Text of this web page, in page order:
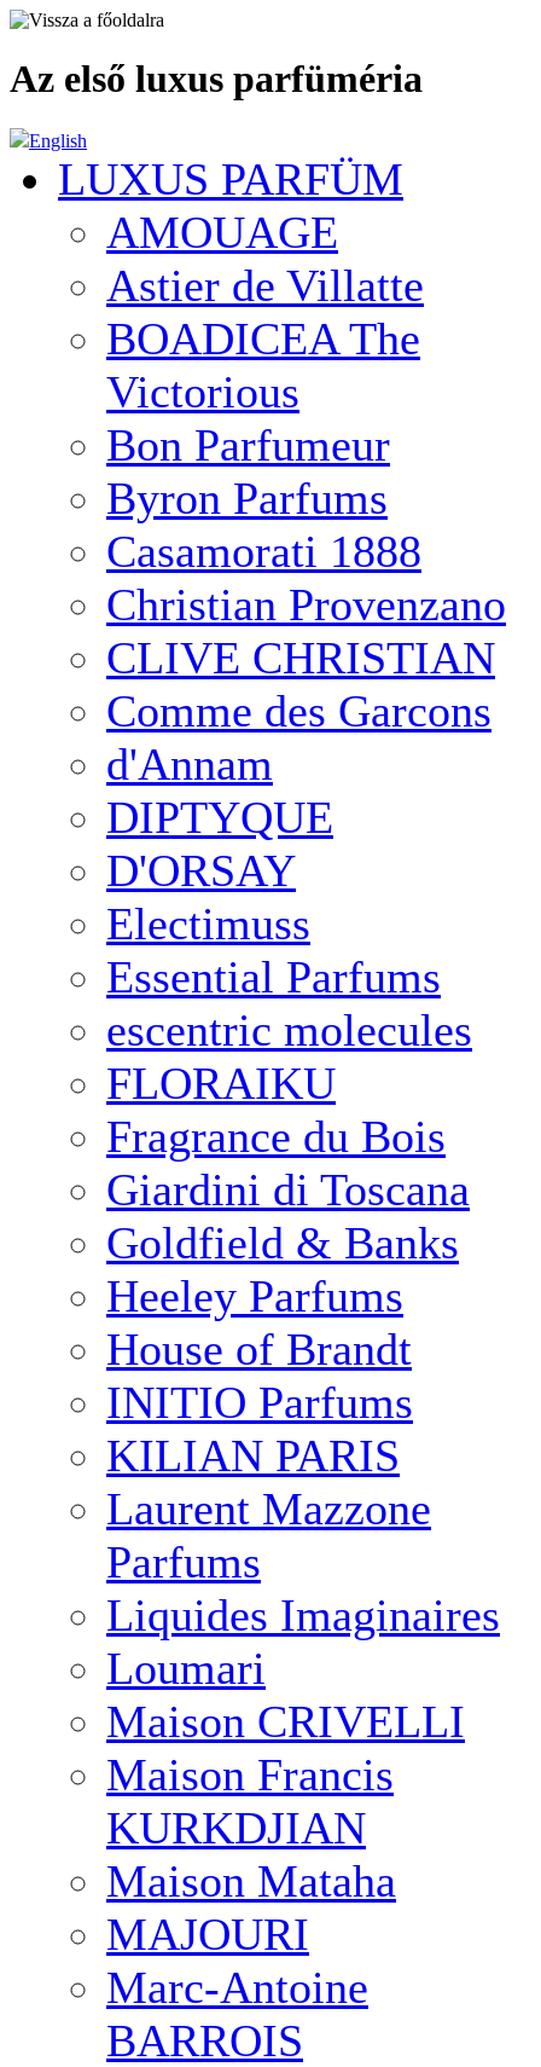
Az első luxus parfüméria
English
LUXUS PARFÜM
AMOUAGE
Astier de Villatte
BOADICEA The
Victorious
Bon Parfumeur
Byron Parfums
Casamorati 1888
Christian Provenzano
CLIVE CHRISTIAN
Comme des Garcons
d'Annam
DIPTYQUE
D'ORSAY
Electimuss
Essential Parfums
escentric molecules
FLORAIKU
Fragrance du Bois
Giardini di Toscana
Goldfield & Banks
Heeley Parfums
House of Brandt
INITIO Parfums
KILIAN PARIS
Laurent Mazzone
Parfums
Liquides Imaginaires
Loumari
Maison CRIVELLI
Maison Francis
KURKDJIAN
Maison Mataha
MAJOURI
Marc-Antoine
BARROIS